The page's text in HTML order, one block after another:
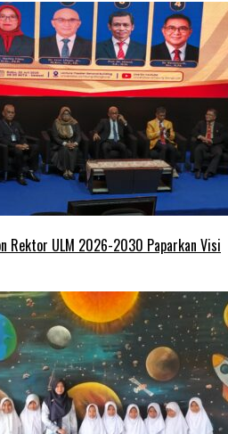
Rektor ULM 2026-2030 Paparkan Visi